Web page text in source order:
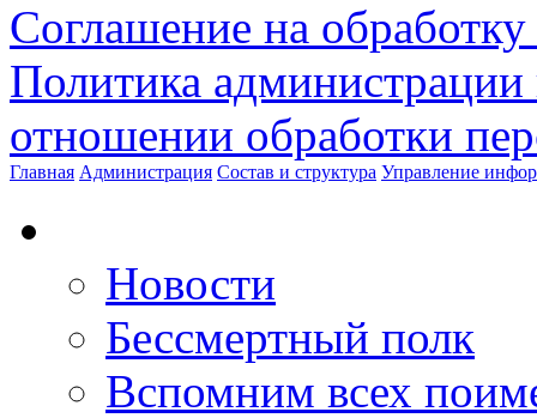
Соглашение на
Политика
отношении обработки
Главная Администрация Состав и структура Управление
Новости
Бессмертный полк
Вспомним всех